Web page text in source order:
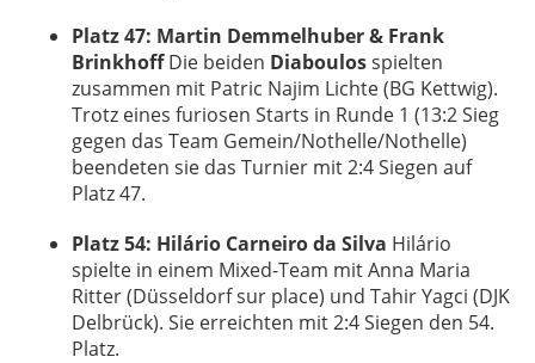
Platz 47: Martin Demmelhuber & Frank
BrinkhoffDie beiden Diaboulosspielten
zusammen mit Patric Najim Lichte (BG Kettwig).
Trotz eines furiosen Starts in Runde 1 (13:2 Sieg
gegen das Team Gemein/Nothelle/Nothelle)
beendeten sie das Turnier mit 2:4 Siegen auf
Platz 47.
Platz 54: Hilário Carneiro da Silva Hilário
spielte in einem Mixed-Team mit Anna Maria
Ritter (Düsseldorf sur place) und Tahir Yagci (DJK
Delbrück). Sie erreichten mit 2:4 Siegen den 54.
Platz.